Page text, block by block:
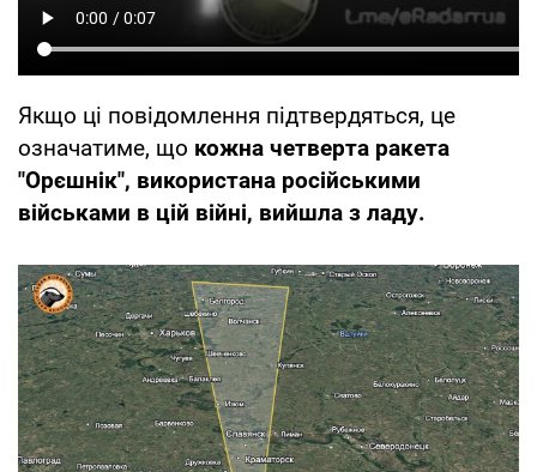
Якщо ці повідомлення підтвердяться, це
означатиме, що кожна четверта ракета
"Орєшнік", використана російськими
військами в цій війні, вийшла з ладу.